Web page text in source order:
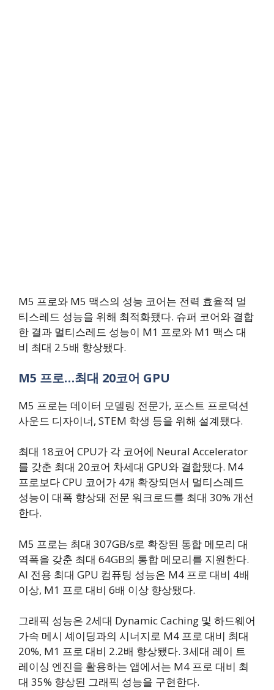
M5 프로와 M5 맥스의 성능 코어는 전력 효율적 멀
티스레드 성능을 위해 최적화됐다. 슈퍼 코어와 결합
한 결과 멀티스레드 성능이 M1 프로와 M1 맥스 대
비 최대 2.5배 향상됐다.
M5 프로…최대 20코어 GPU
M5 프로는 데이터 모델링 전문가, 포스트 프로덕션
사운드 디자이너, STEM 학생 등을 위해 설계됐다.
최대 18코어 CPU가 각 코어에 Neural Accelerator
를 갖춘 최대 20코어 차세대 GPU와 결합됐다. M4
프로보다 CPU 코어가 4개 확장되면서 멀티스레드
성능이 대폭 향상돼 전문 워크로드를 최대 30% 개선
한다.
M5 프로는 최대 307GB/s로 확장된 통합 메모리 대
역폭을 갖춘 최대 64GB의 통합 메모리를 지원한다.
AI 전용 최대 GPU 컴퓨팅 성능은 M4 프로 대비 4배
이상, M1 프로 대비 6배 이상 향상됐다.
그래픽 성능은 2세대 Dynamic Caching 및 하드웨어
가속 메시 셰이딩과의 시너지로 M4 프로 대비 최대
20%, M1 프로 대비 2.2배 향상됐다. 3세대 레이 트
레이싱 엔진을 활용하는 앱에서는 M4 프로 대비 최
대 35% 향상된 그래픽 성능을 구현한다.